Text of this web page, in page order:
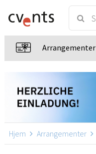
Arrangementer
Hjem Arrangementer